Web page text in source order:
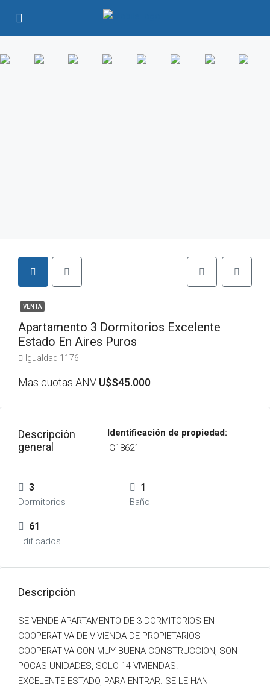
VENTA
Apartamento 3 Dormitorios Excelente
Estado En Aires Puros
Igualdad 1176
Mas cuotas ANV U$S45.000
Descripción
general
Identificación de propiedad:
IG18621
3
Dormitorios
1
Baño
61
Edificados
Descripción
SE VENDE APARTAMENTO DE 3 DORMITORIOS EN
COOPERATIVA DE VIVIENDA DE PROPIETARIOS
COOPERATIVA CON MUY BUENA CONSTRUCCION, SON
POCAS UNIDADES, SOLO 14 VIVIENDAS.
EXCELENTE ESTADO, PARA ENTRAR. SE LE HAN